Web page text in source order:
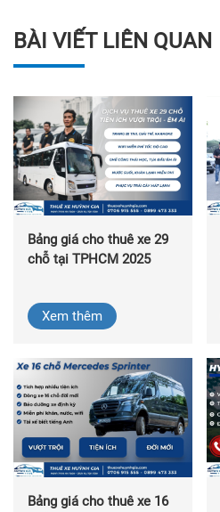
BÀI VIẾT LIÊN QUAN
Bảng giá cho thuê xe 29
chỗ tại TPHCM 2025
Xem thêm
Bảng giá cho thuê xe 16